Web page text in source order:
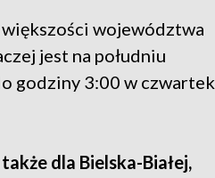
województwa
jest na południu
godziny 3:00 w czwartek
dla Bielska-Białej,